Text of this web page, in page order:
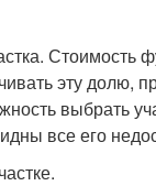
Стоимость
эту долю,
выбрать
все его